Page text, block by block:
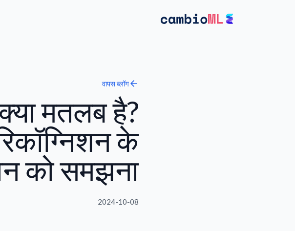
वापसब्लॉग
मतलब है?
के
को समझना
2024-10-08